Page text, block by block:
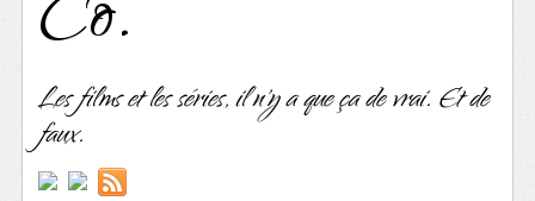
Les films et les séries, il n'y a que ça de vrai. Et de
faux.